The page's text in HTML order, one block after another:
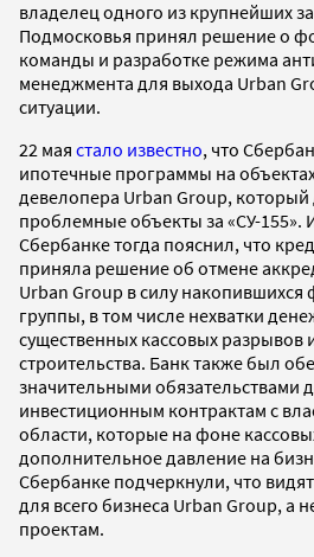
владелец одного из крупнейших
Подмосковья принял решение о
команды и разработке режима
менеджмента для выхода Urban
ситуации.
22 мая стало известно, что
ипотечные программы на
девелопера Urban Group, который
проблемные объекты за «СУ-155».
Сбербанке тогда пояснил, что
приняла решение об отмене
Urban Group в силу
группы, в том числе нехватки
существенных кассовых разрывов
строительства. Банк также был
значительными обязательствами
инвестиционным контрактам с
области, которые на фоне
дополнительное давление на
Сбербанке подчеркнули, что
для всего бизнеса Urban Group, а
проектам.